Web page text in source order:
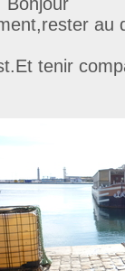
au
tenir